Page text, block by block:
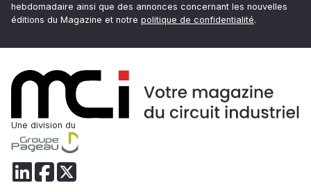
hebdomadaire ainsi que des annonces concernant les nouvelles
éditions du Magazine et notre politique de confidentialité.
Une division du